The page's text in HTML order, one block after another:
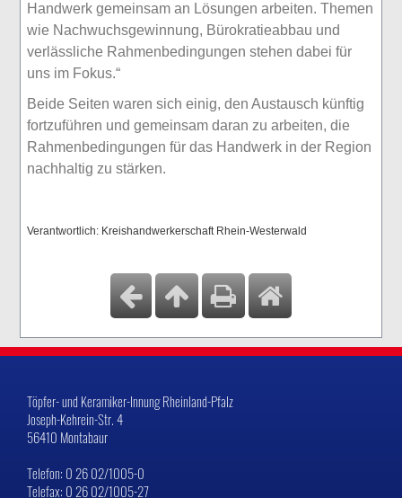
Handwerk gemeinsam an Lösungen arbeiten. Themen
wie Nachwuchsgewinnung, Bürokratieabbau und
verlässliche Rahmenbedingungen stehen dabei für
uns im Fokus.“
Beide Seiten waren sich einig, den Austausch künftig
fortzuführen und gemeinsam daran zu arbeiten, die
Rahmenbedingungen für das Handwerk in der Region
nachhaltig zu stärken.
Verantwortlich: Kreishandwerkerschaft Rhein-Westerwald
Töpfer- und Keramiker-Innung Rheinland-Pfalz
Joseph-Kehrein-Str. 4
56410 Montabaur
Telefon: 0 26 02/1005-0
Telefax: 0 26 02/1005-27